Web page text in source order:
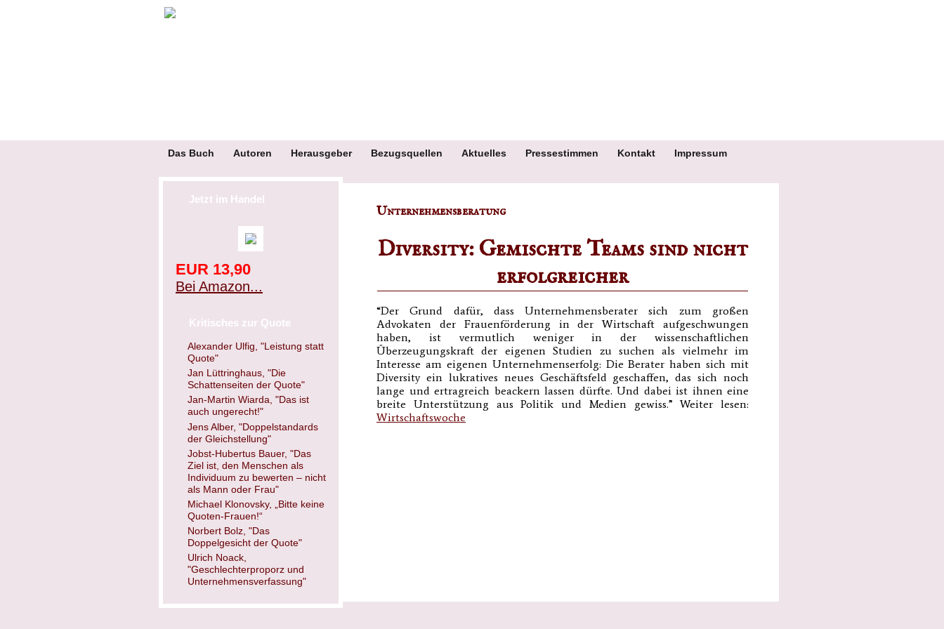
Das Buch Autoren Herausgeber Bezugsquellen Aktuelles Pressestimmen Kontakt Impressum
Jetzt im Handel
EUR 13,90
Bei Amazon...
Kritisches zur Quote
Alexander Ulfig, "Leistung statt
Quote"
Jan Lüttringhaus, "Die
Schattenseiten der Quote"
Jan-Martin Wiarda, "Das ist
auch ungerecht!"
Jens Alber, "Doppelstandards
der Gleichstellung"
Jobst-Hubertus Bauer, "Das
Ziel ist, den Menschen als
Individuum zu bewerten – nicht
als Mann oder Frau"
Michael Klonovsky, „Bitte keine
Quoten-Frauen!“
Norbert Bolz, "Das
Doppelgesicht der Quote"
Ulrich Noack,
"Geschlechterproporz und
Unternehmensverfassung"
Unternehmensberatung
Diversity: Gemischte Teams sind nicht
erfolgreicher
“Der Grund dafür, dass Unternehmensberater sich zum großen
Advokaten der Frauenförderung in der Wirtschaft aufgeschwungen
haben, ist vermutlich weniger in der wissenschaftlichen
Überzeugungskraft der eigenen Studien zu suchen als vielmehr im
Interesse am eigenen Unternehmenserfolg: Die Berater haben sich mit
Diversity ein lukratives neues Geschäftsfeld geschaffen, das sich noch
lange und ertragreich beackern lassen dürfte. Und dabei ist ihnen eine
breite Unterstützung aus Politik und Medien gewiss.” Weiter lesen:
Wirtschaftswoche